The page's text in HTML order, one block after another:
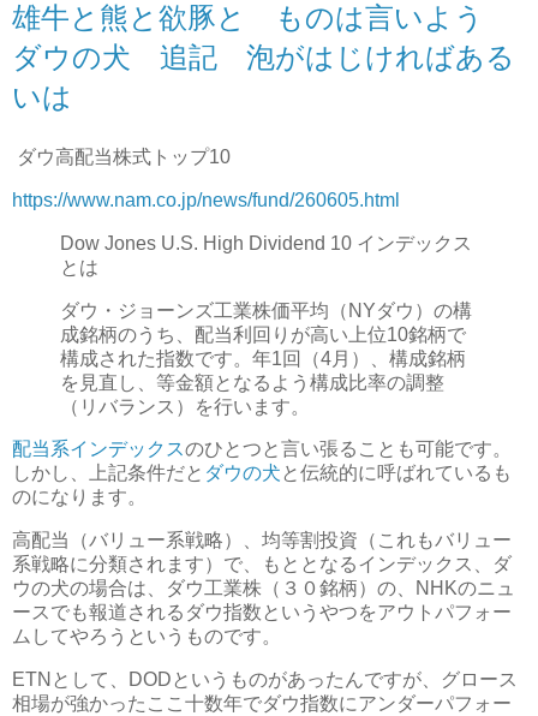
雄牛と熊と欲豚と ものは言いよう
ダウの犬 追記 泡がはじければある
いは
ダウ高配当株式トップ10
https://www.nam.co.jp/news/fund/260605.html
Dow Jones U.S. High Dividend 10 インデックス
とは
ダウ・ジョーンズ工業株価平均（NYダウ）の構
成銘柄のうち、配当利回りが高い上位10銘柄で
構成された指数です。年1回（4月）、構成銘柄
を見直し、等金額となるよう構成比率の調整
（リバランス）を行います。
配当系インデックスのひとつと言い張ることも可能です。
しかし、上記条件だと ダウの犬 と伝統的に呼ばれているも
のになります。
高配当（バリュー系戦略）、均等割投資（これもバリュー
系戦略に分類されます）で、もととなるインデックス、ダ
ウの犬の場合は、ダウ工業株（３０銘柄）の、NHKのニュ
ースでも報道されるダウ指数というやつをアウトパフォー
ムしてやろうというものです。
ETNとして、DODというものがあったんですが、グロース
相場が強かったここ十数年でダウ指数にアンダーパフォー